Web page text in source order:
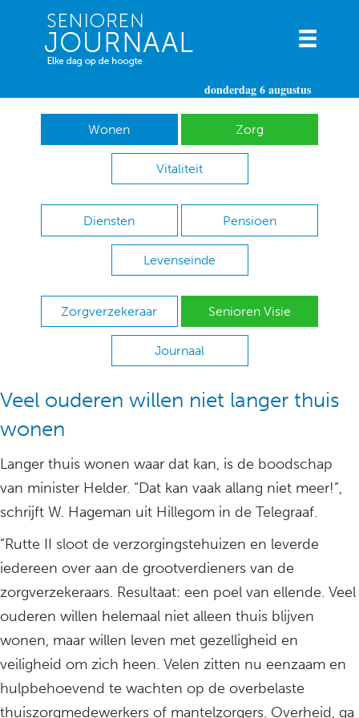
donderdag 6 augustus
Wonen Zorg
Vitaliteit
Diensten Pensioen
Levenseinde
Zorgverzekeraar Senioren Visie
Journaal
Veel ouderen willen niet langer thuis
wonen
Langer thuis wonen waar dat kan, is de boodschap
van minister Helder. “Dat kan vaak allang niet meer!”,
schrijft W. Hageman uit Hillegom in de Telegraaf.
“Rutte II sloot de verzorgingstehuizen en leverde
iedereen over aan de grootverdieners van de
zorgverzekeraars. Resultaat: een poel van ellende. Veel
ouderen willen helemaal niet alleen thuis blijven
wonen, maar willen leven met gezelligheid en
veiligheid om zich heen. Velen zitten nu eenzaam en
hulpbehoevend te wachten op de overbelaste
thuiszorgmedewerkers of mantelzorgers. Overheid, ga